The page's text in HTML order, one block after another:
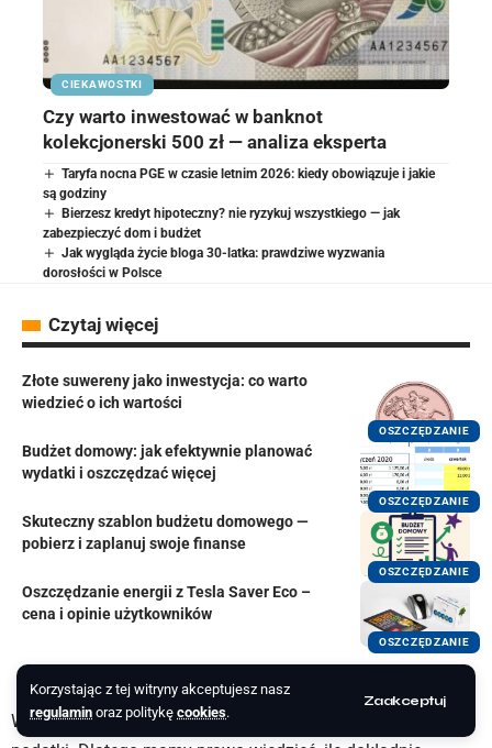
Korzystając z tej witryny akceptujesz nasz
regulamin oraz politykę cookies.
Zaakceptuj
CIEKAWOSTKI
Czy warto inwestować w banknot
kolekcjonerski 500 zł — analiza eksperta
Taryfa nocna PGE w czasie letnim 2026: kiedy obowiązuje i jakie
są godziny
Bierzesz kredyt hipoteczny? nie ryzykuj wszystkiego — jak
zabezpieczyć dom i budżet
Jak wygląda życie bloga 30-latka: prawdziwe wyzwania
dorosłości w Polsce
Czytaj więcej
OSZCZĘDZANIE
Złote suwereny jako inwestycja: co warto
wiedzieć o ich wartości
OSZCZĘDZANIE
Budżet domowy: jak efektywnie planować
wydatki i oszczędzać więcej
OSZCZĘDZANIE
Skuteczny szablon budżetu domowego —
pobierz i zaplanuj swoje finanse
OSZCZĘDZANIE
Oszczędzanie energii z Tesla Saver Eco –
cena i opinie użytkowników
Wszyscy mniej lub bardziej świadomie na co dzień płacimy